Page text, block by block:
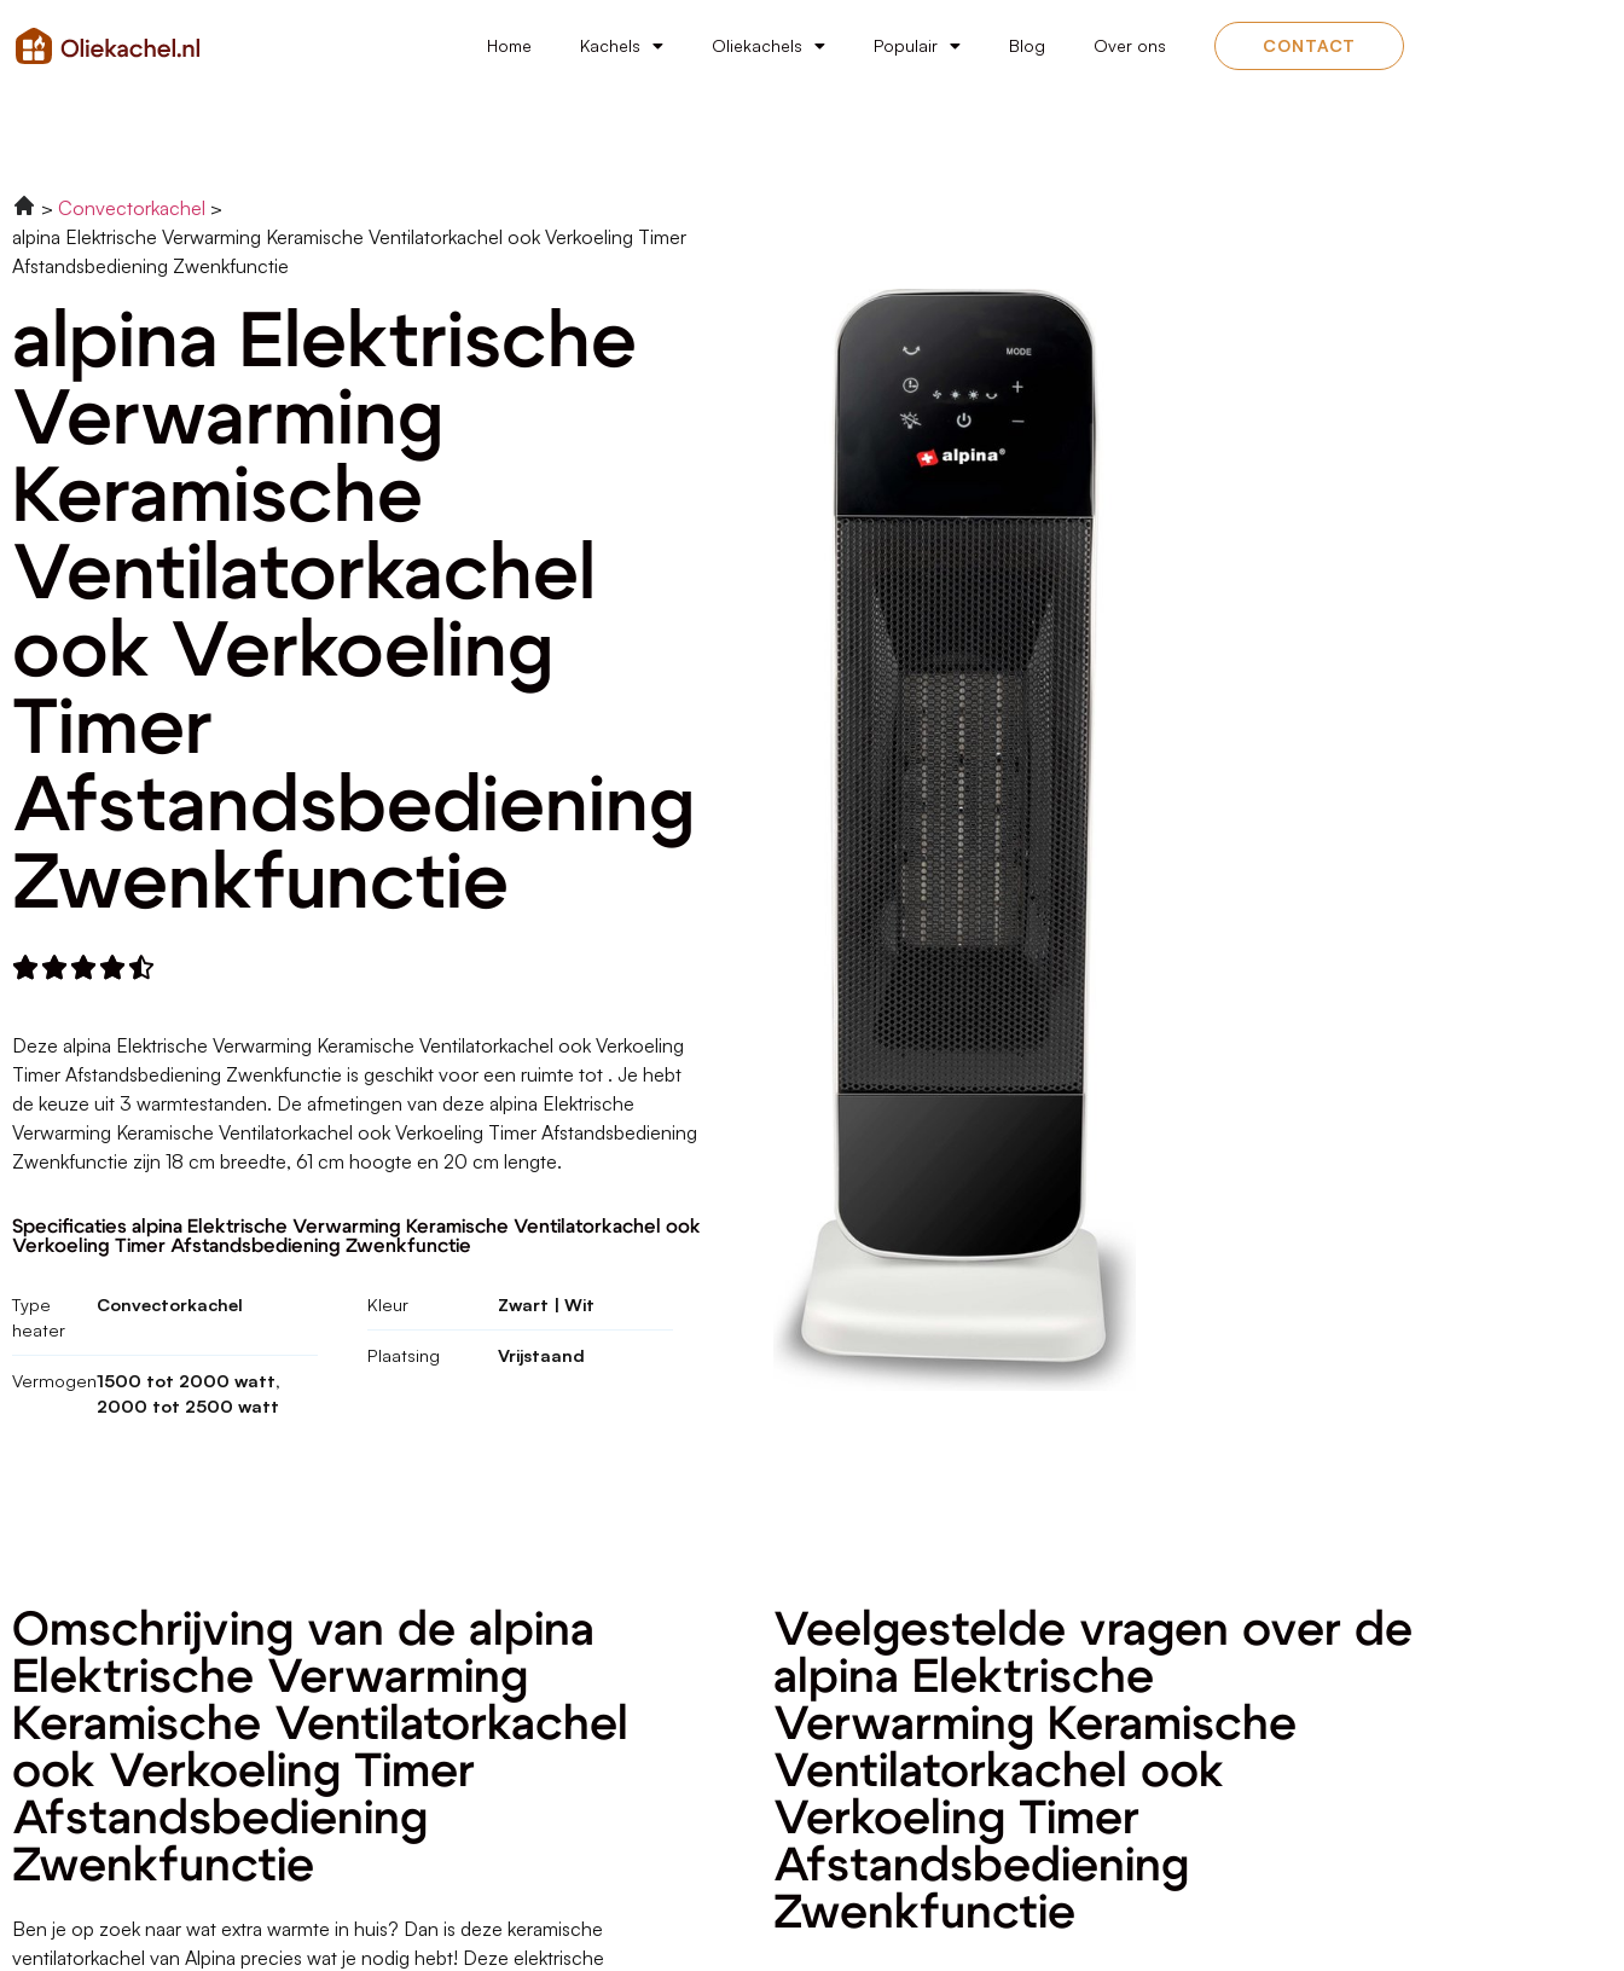
Home Kachels Oliekachels Populair Blog Over ons CONTACT
Convectorkachel
alpina Elektrische Verwarming Keramische Ventilatorkachel ook Verkoeling Timer
Afstandsbediening Zwenkfunctie
alpina Elektrische
Verwarming
Keramische
Ventilatorkachel
ook Verkoeling
Timer
Afstandsbediening
Zwenkfunctie

Deze alpina Elektrische Verwarming Keramische Ventilatorkachel ook Verkoeling
Timer Afstandsbediening Zwenkfunctie is geschikt voor een ruimte tot . Je hebt
de keuze uit 3 warmtestanden. De afmetingen van deze alpina Elektrische
Verwarming Keramische Ventilatorkachel ook Verkoeling Timer Afstandsbediening
Zwenkfunctie zijn 18 cm breedte, 61 cm hoogte en 20 cm lengte.
Specificaties alpina Elektrische Verwarming Keramische Ventilatorkachel ook
Verkoeling Timer Afstandsbediening Zwenkfunctie
Type
heater
Convectorkachel
Vermogen1500 tot 2000 watt,
2000 tot 2500 watt
Kleur Zwart | Wit
Plaatsing Vrijstaand
Omschrijving van de alpina
Elektrische Verwarming
Keramische Ventilatorkachel
ook Verkoeling Timer
Afstandsbediening
Zwenkfunctie
Ben je op zoek naar wat extra warmte in huis? Dan is deze keramische
ventilatorkachel van Alpina precies wat je nodig hebt! Deze elektrische
Veelgestelde vragen over de
alpina Elektrische
Verwarming Keramische
Ventilatorkachel ook
Verkoeling Timer
Afstandsbediening
Zwenkfunctie